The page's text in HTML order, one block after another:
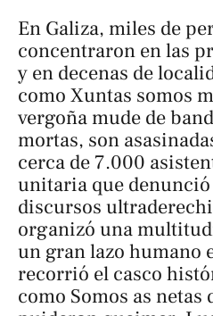
En Galiza, miles de
concentraron en las
y en decenas de
como Xuntas somos
vergoña mude de
mortas, son
cerca de 7.000
unitaria que denunció
discursos
organizó una
un gran lazo humano
recorrió el casco
como Somos as netas